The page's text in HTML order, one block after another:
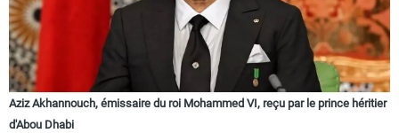
Aziz Akhannouch, émissaire du roi Mohammed VI, reçu par le prince héritier
d'Abou Dhabi